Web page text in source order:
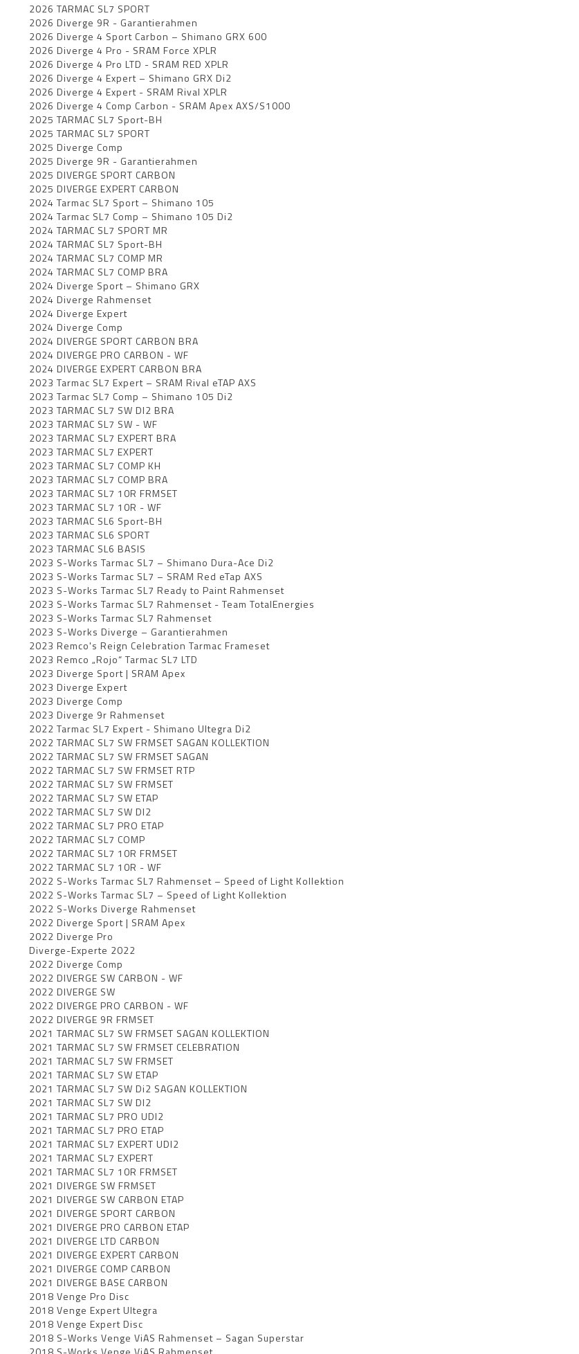
2026 TARMAC SL7 SPORT
2026 Diverge 9R - Garantierahmen
2026 Diverge 4 Sport Carbon – Shimano GRX 600
2026 Diverge 4 Pro - SRAM Force XPLR
2026 Diverge 4 Pro LTD - SRAM RED XPLR
2026 Diverge 4 Expert – Shimano GRX Di2
2026 Diverge 4 Expert - SRAM Rival XPLR
2026 Diverge 4 Comp Carbon - SRAM Apex AXS/S1000
2025 TARMAC SL7 Sport-BH
2025 TARMAC SL7 SPORT
2025 Diverge Comp
2025 Diverge 9R - Garantierahmen
2025 DIVERGE SPORT CARBON
2025 DIVERGE EXPERT CARBON
2024 Tarmac SL7 Sport – Shimano 105
2024 Tarmac SL7 Comp – Shimano 105 Di2
2024 TARMAC SL7 SPORT MR
2024 TARMAC SL7 Sport-BH
2024 TARMAC SL7 COMP MR
2024 TARMAC SL7 COMP BRA
2024 Diverge Sport – Shimano GRX
2024 Diverge Rahmenset
2024 Diverge Expert
2024 Diverge Comp
2024 DIVERGE SPORT CARBON BRA
2024 DIVERGE PRO CARBON - WF
2024 DIVERGE EXPERT CARBON BRA
2023 Tarmac SL7 Expert – SRAM Rival eTAP AXS
2023 Tarmac SL7 Comp – Shimano 105 Di2
2023 TARMAC SL7 SW DI2 BRA
2023 TARMAC SL7 SW - WF
2023 TARMAC SL7 EXPERT BRA
2023 TARMAC SL7 EXPERT
2023 TARMAC SL7 COMP KH
2023 TARMAC SL7 COMP BRA
2023 TARMAC SL7 10R FRMSET
2023 TARMAC SL7 10R - WF
2023 TARMAC SL6 Sport-BH
2023 TARMAC SL6 SPORT
2023 TARMAC SL6 BASIS
2023 S-Works Tarmac SL7 – Shimano Dura-Ace Di2
2023 S-Works Tarmac SL7 – SRAM Red eTap AXS
2023 S-Works Tarmac SL7 Ready to Paint Rahmenset
2023 S-Works Tarmac SL7 Rahmenset - Team TotalEnergies
2023 S-Works Tarmac SL7 Rahmenset
2023 S-Works Diverge – Garantierahmen
2023 Remco's Reign Celebration Tarmac Frameset
2023 Remco „Rojo“ Tarmac SL7 LTD
2023 Diverge Sport | SRAM Apex
2023 Diverge Expert
2023 Diverge Comp
2023 Diverge 9r Rahmenset
2022 Tarmac SL7 Expert - Shimano Ultegra Di2
2022 TARMAC SL7 SW FRMSET SAGAN KOLLEKTION
2022 TARMAC SL7 SW FRMSET SAGAN
2022 TARMAC SL7 SW FRMSET RTP
2022 TARMAC SL7 SW FRMSET
2022 TARMAC SL7 SW ETAP
2022 TARMAC SL7 SW DI2
2022 TARMAC SL7 PRO ETAP
2022 TARMAC SL7 COMP
2022 TARMAC SL7 10R FRMSET
2022 TARMAC SL7 10R - WF
2022 S-Works Tarmac SL7 Rahmenset – Speed of Light Kollektion
2022 S-Works Tarmac SL7 – Speed of Light Kollektion
2022 S-Works Diverge Rahmenset
2022 Diverge Sport | SRAM Apex
2022 Diverge Pro
Diverge-Experte 2022
2022 Diverge Comp
2022 DIVERGE SW CARBON - WF
2022 DIVERGE SW
2022 DIVERGE PRO CARBON - WF
2022 DIVERGE 9R FRMSET
2021 TARMAC SL7 SW FRMSET SAGAN KOLLEKTION
2021 TARMAC SL7 SW FRMSET CELEBRATION
2021 TARMAC SL7 SW FRMSET
2021 TARMAC SL7 SW ETAP
2021 TARMAC SL7 SW Di2 SAGAN KOLLEKTION
2021 TARMAC SL7 SW DI2
2021 TARMAC SL7 PRO UDI2
2021 TARMAC SL7 PRO ETAP
2021 TARMAC SL7 EXPERT UDI2
2021 TARMAC SL7 EXPERT
2021 TARMAC SL7 10R FRMSET
2021 DIVERGE SW FRMSET
2021 DIVERGE SW CARBON ETAP
2021 DIVERGE SPORT CARBON
2021 DIVERGE PRO CARBON ETAP
2021 DIVERGE LTD CARBON
2021 DIVERGE EXPERT CARBON
2021 DIVERGE COMP CARBON
2021 DIVERGE BASE CARBON
2018 Venge Pro Disc
2018 Venge Expert Ultegra
2018 Venge Expert Disc
2018 S-Works Venge ViAS Rahmenset – Sagan Superstar